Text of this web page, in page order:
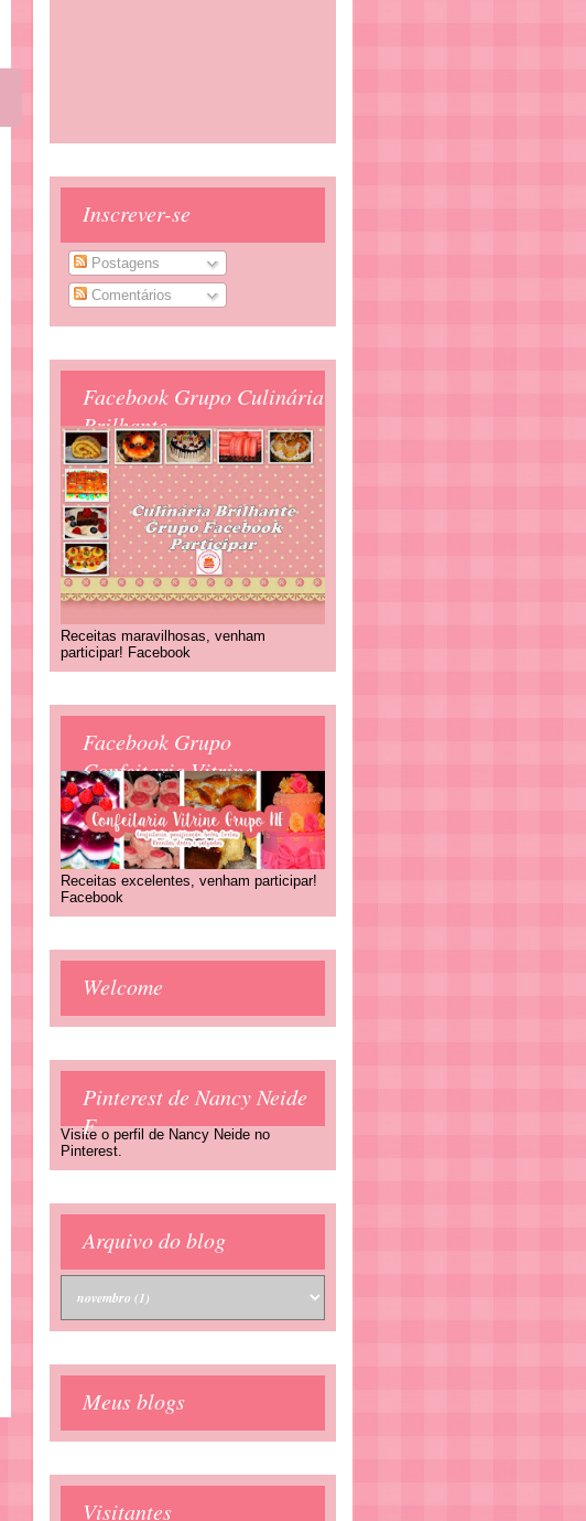
Inscrever-se
Postagens
Comentários
Facebook Grupo Culinária
Brilhante
Receitas maravilhosas, venham
participar! Facebook
Facebook Grupo
Confeitaria Vitrine
Receitas excelentes, venham participar!
Facebook
Welcome
Pinterest de Nancy Neide
F
Visite o perfil de Nancy Neide no
Pinterest.
Arquivo do blog
Meus blogs
Visitantes